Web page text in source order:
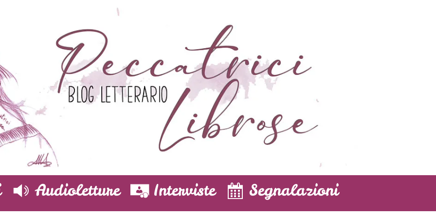
Audioletture Interviste Segnalazioni